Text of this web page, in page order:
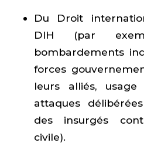
Du Droit
DIH (par
bombardements
forces
leurs alliés,
attaques
des insurgés
civile).